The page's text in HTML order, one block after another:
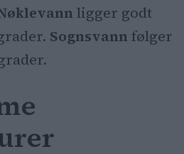
ligger godt
Sognsvann følger